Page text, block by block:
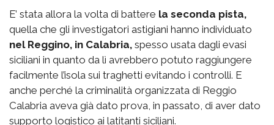
E’ stata allora la volta di battere la seconda pista,
quella che gli investigatori astigiani hanno individuato
nel Reggino, in Calabria, spesso usata dagli evasi
siciliani in quanto da lì avrebbero potuto raggiungere
facilmente l’isola sui traghetti evitando i controlli. E
anche perché la criminalità organizzata di Reggio
Calabria aveva già dato prova, in passato, di aver dato
supporto logistico ai latitanti siciliani.